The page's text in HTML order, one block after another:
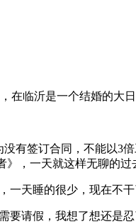
在临沂是一个结婚的大
有签订合同，不能以3
，一天就这样无聊的过
一天睡的很少，现在
请假，我想了想还是